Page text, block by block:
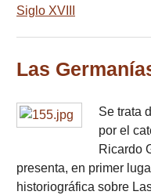
Siglo XVIII
Las
Se trata
por el
Ricardo
presenta, en primer
historiográfica sobre